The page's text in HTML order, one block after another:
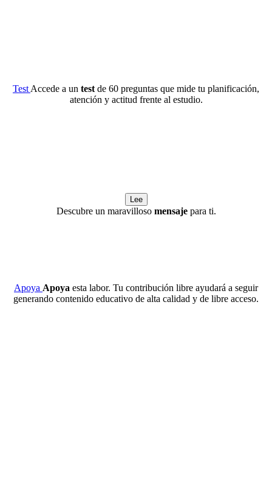
Test Accede a un test de 60 preguntas que mide tu planificación,
atención y actitud frente al estudio.
Lee
Descubre un maravilloso mensajepara ti.
Apoya Apoya esta labor. Tu contribución libre ayudará a seguir
generando contenido educativo de alta calidad y de libre acceso.